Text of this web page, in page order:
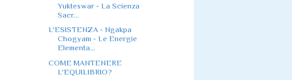
Yukteswar - La Scienza
Sacr...
L'ESISTENZA - Ngakpa
Chogyam - Le Energie
Elementa...
COME MANTENERE
L'EQUILIBRIO?